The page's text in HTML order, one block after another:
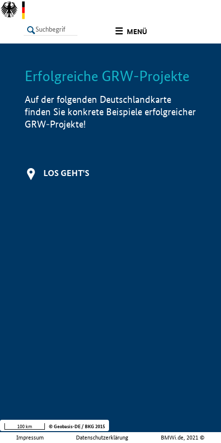
MENÜ
LISTE Info
Erfolgreiche GRW-Projekte
Auf der folgenden Deutschlandkarte
finden Sie konkrete Beispiele erfolgreicher
GRW-Projekte!
LOS GEHT'S
Impressum Datenschutzerklärung BMWi.de, 2021 ©
100 km © Geobasis-DE / BKG 2015